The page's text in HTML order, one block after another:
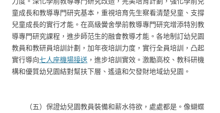
童成長和教導專門研究基本，重視培育先生察看清楚兒童、支撐
兒童成長的實行才能。在高級黌舍學前教導專門研究增添特別教
導專門研究課程，進步師范生的融會教導才能。各地制訂幼兒園
教員和教研員培訓計劃，加年夜培訓力度，實行全員培訓，凸起
實行導向七人座機場接送 ，進步培訓實效。激勵高校、教科研機
構和優質幼兒園結對幫扶下層、遙遠和欠發財地域幼兒園。
（五）保證幼兒園教員裝備和薪水待欲，處處都是。像蝴蝶